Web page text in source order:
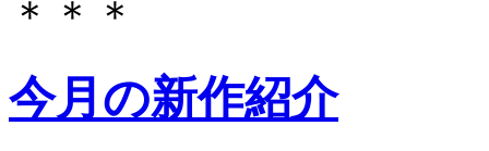
＊＊＊
今月の新作紹介